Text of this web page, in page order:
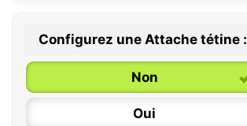
0 / 6 mois
6 / 36 mois
Configurez une Attache tétine :
Non
Oui